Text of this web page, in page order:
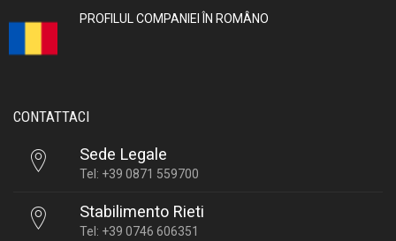
PROFILUL COMPANIEI ÎN ROMÂNO
CONTATTACI
Sede Legale
Tel: +39 0871 559700
Stabilimento Rieti
Tel: +39 0746 606351